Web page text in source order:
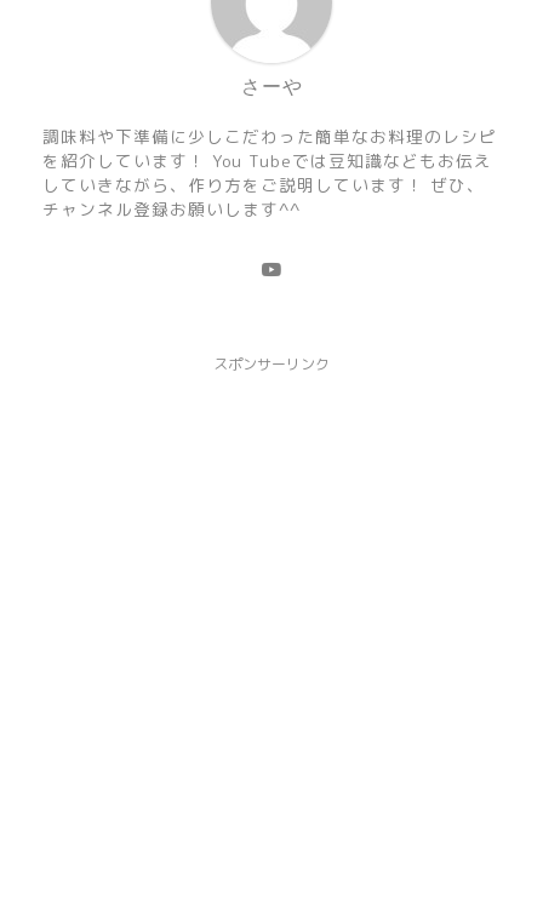
さーや
調味料や下準備に少しこだわった簡単なお料理のレシピ
を紹介しています！ You Tubeでは豆知識などもお伝え
していきながら、作り方をご説明しています！ ぜひ、
チャンネル登録お願いします^^
スポンサーリンク